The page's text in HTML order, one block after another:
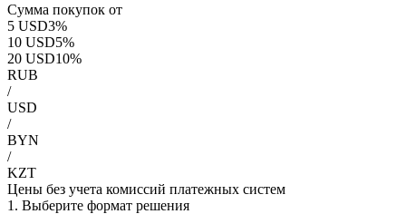
Сумма покупок от
5 USD3%
10 USD5%
20 USD10%
RUB
/
USD
/
BYN
/
KZT
Цены без учета комиссий платежных систем
1. Выберите формат решения